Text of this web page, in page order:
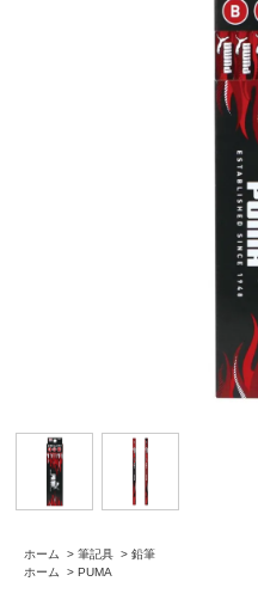
ホーム > 筆記具 > 鉛筆
ホーム
> PUMA